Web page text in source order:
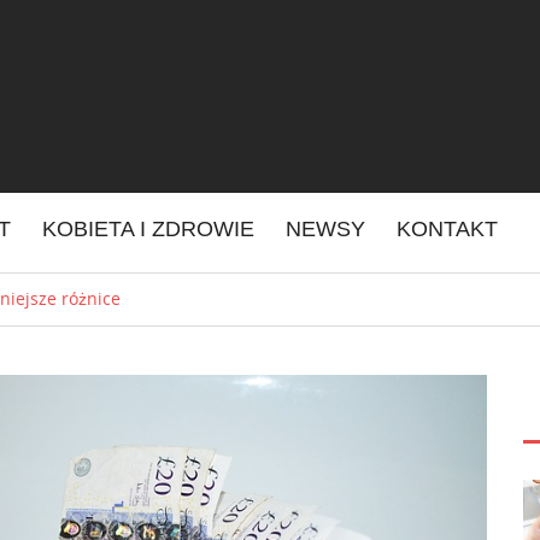
KOBIETA I ZDROWIE NEWSY KONTAKT
różnice